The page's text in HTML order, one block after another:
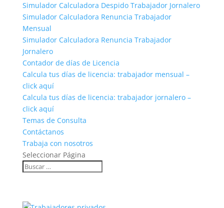
Simulador Calculadora Despido Trabajador Jornalero
Simulador Calculadora Renuncia Trabajador
Mensual
Simulador Calculadora Renuncia Trabajador
Jornalero
Contador de días de Licencia
Calcula tus días de licencia: trabajador mensual –
click aquí
Calcula tus días de licencia: trabajador jornalero –
click aquí
Temas de Consulta
Contáctanos
Trabaja con nosotros
Seleccionar Página